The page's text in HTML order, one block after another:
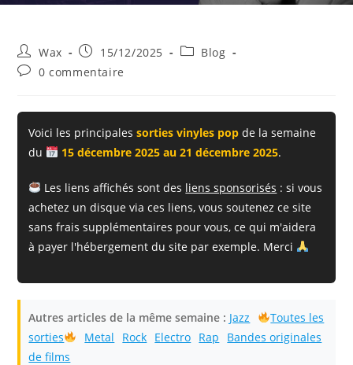
Auteur/autrice
de
la
Wax
Publication
publiée :
15/12/2025
PostBlog
Commentaires
publication :
0 commentaire
Voici les principalessorties vinyles pop de la semaine
du
15 décembre 2025 au 21 décembre 2025.
Les liens affichés sont des liens sponsorisés : si vous
achetez un disque via ces liens, vous soutenez ce site
sans frais supplémentaires pour vous, ce qui m'aidera
à payer l'hébergement du site par exemple. Merci
Autres articles de la même semaine : Jazz
Toutes les
sorties
Metal Rock Electro Rap
Bandes originales
de films